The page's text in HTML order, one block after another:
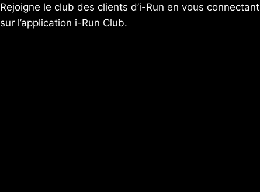
Rejoigne le club des clients d’i-Run en vous connectant
sur l’application i-Run Club.